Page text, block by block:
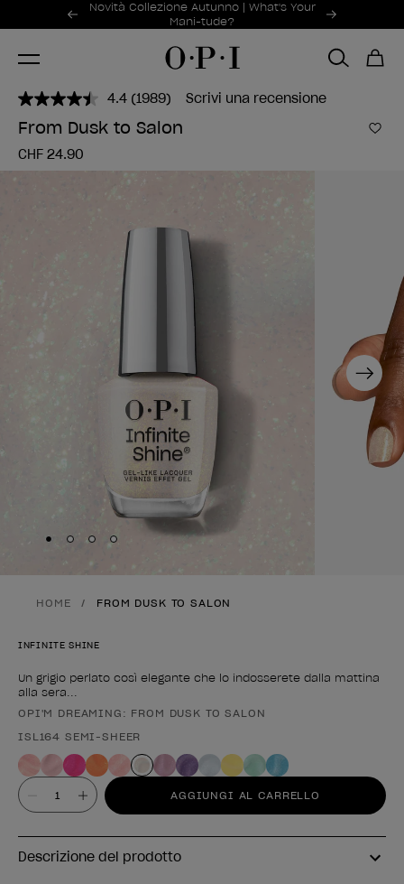
Offerte promozionali
Novità Collezione Autunno | What's Your
Mani-tude?
Item 1 of 2
4.4 Leggi
1989
recensioni.
(1989) Scrivi una recensione
From Dusk to Salon
CHF 24.90
Next
Skip to slide
Skip to slide
Skip to slide
Skip to slide
HOME FROM DUSK TO SALON
INFINITE SHINE
Un grigio perlato così elegante che lo indosserete dalla mattina
alla sera...
Forma del prodotto
OPI'M DREAMING: FROM DUSK TO SALON
ISL164 SEMI-SHEER
Valore AGGIUNGI AL CARRELLO
Descrizione del prodotto